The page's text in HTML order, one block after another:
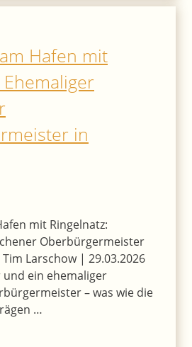
Hafen mit
in
mit Ringelnatz:
Oberbürgermeister
Larschow | 29.03.2026
und ein ehemaliger
– was wie die
…